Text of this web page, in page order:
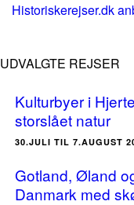
Historiskerejser.dk
UDVALGTE REJSER
Kulturbyer i
storslået natur
30.JULI TIL 7.AUGUST
Gotland, Øland
Danmark med